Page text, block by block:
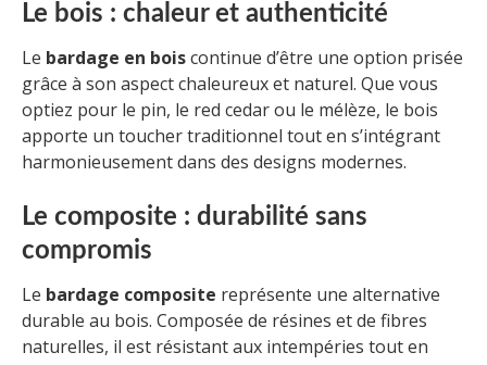
Le bois : chaleur et authenticité
Le bardage en boiscontinue d’être une option prisée
grâce à son aspect chaleureux et naturel. Que vous
optiez pour le pin, le red cedar ou le mélèze, le bois
apporte un toucher traditionnel tout en s’intégrant
harmonieusement dans des designs modernes.
Le composite : durabilité sans
compromis
Le bardage composite représente une alternative
durable au bois. Composée de résines et de fibres
naturelles, il est résistant aux intempéries tout en